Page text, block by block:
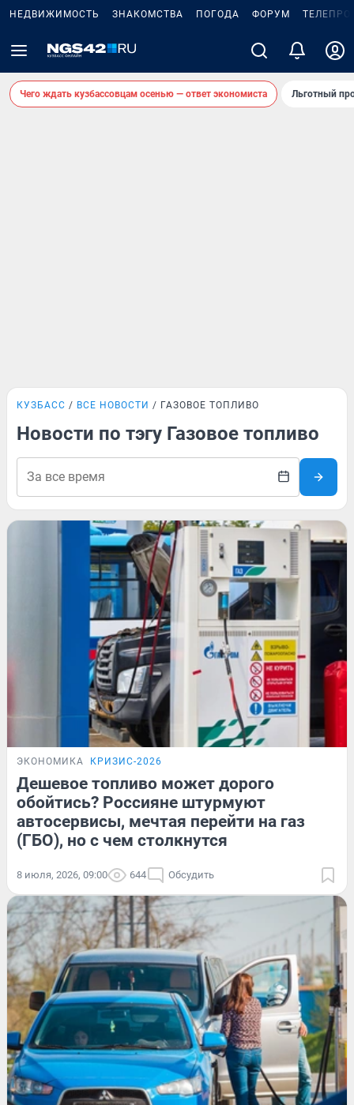
НЕДВИЖИМОСТЬ ЗНАКОМСТВА ПОГОДА ФОРУМ
Чего ждать кузбассовцам осенью — ответ экономиста Льготный
КУЗБАСС ВСЕ НОВОСТИ ГАЗОВОЕ ТОПЛИВО
Новости по тэгу Газовое топливо
ЭКОНОМИКА КРИЗИС-2026
Дешевое топливо может дорого
обойтись? Россияне штурмуют
автосервисы, мечтая перейти на газ
(ГБО), но с чем столкнутся
8 июля, 2026, 09:00 644 Обсудить